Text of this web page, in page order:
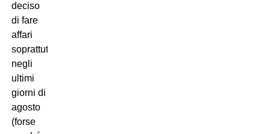
deciso
di fare
affari
soprattutto
negli
ultimi
giorni di
agosto
(forse